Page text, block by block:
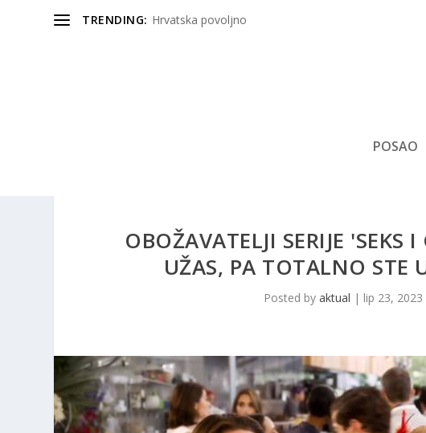
TRENDING: Hrvatska povoljno
POSAO
OBOŽAVATELJI SERIJE 'SEKS
UŽAS, PA TOTALNO STE
Posted by aktual | lip 23, 2023